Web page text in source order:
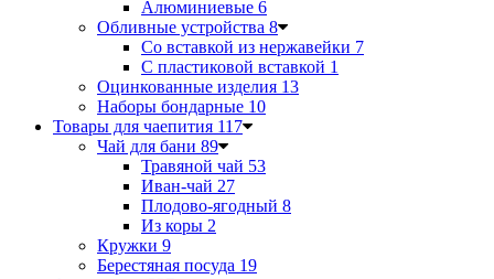
Алюминиевые 6
Обливные устройства 8
Со вставкой из нержавейки 7
С пластиковой вставкой 1
Оцинкованные изделия 13
Наборы бондарные 10
Товары для чаепития 117
Чай для бани 89
Травяной чай 53
Иван-чай 27
Плодово-ягодный 8
Из коры 2
Кружки 9
Берестяная посуда 19